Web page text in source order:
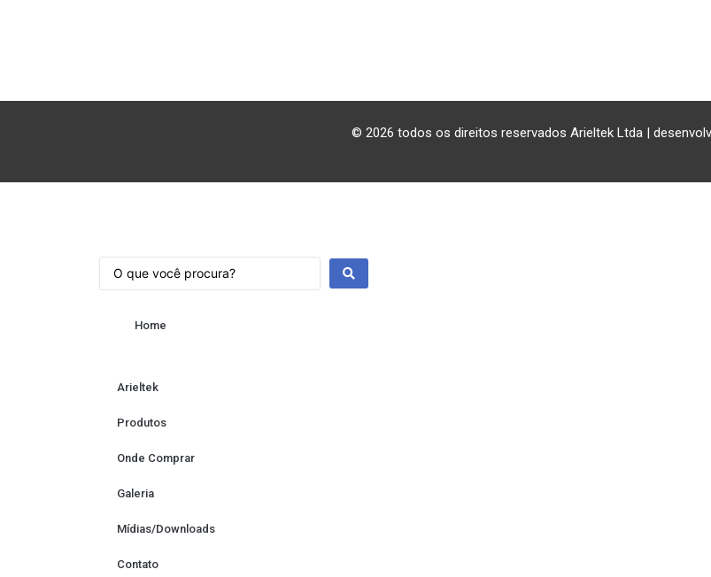
© 2026 todos os direitos reservados Arieltek Ltda |
Home
Arieltek
Produtos
Onde Comprar
Galeria
Mídias/Downloads
Contato